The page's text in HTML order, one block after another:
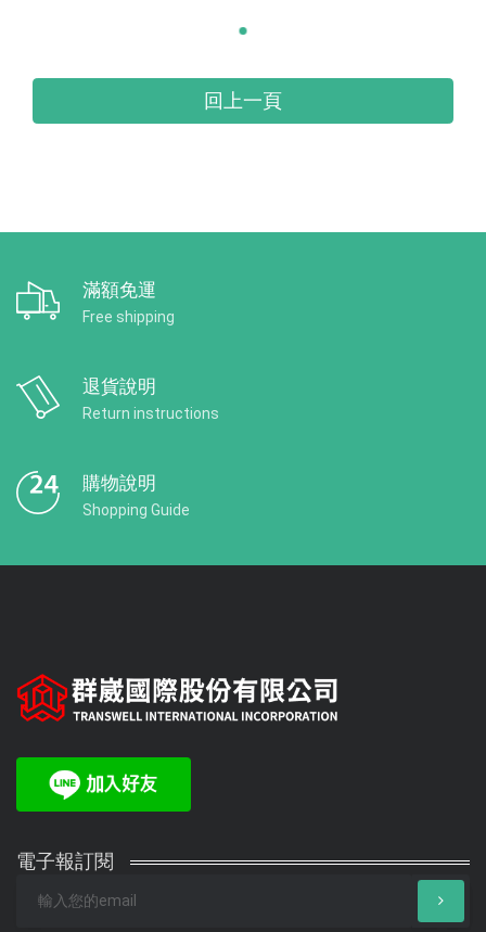
回上一頁
滿額免運
Free shipping
退貨說明
Return instructions
購物說明
Shopping Guide
電子報訂閱